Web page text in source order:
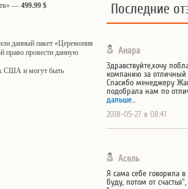
— 499.99 $
данный пакет «Церемония
право провести данную
США и могут быть
Последние
Анара
Здравствуйте,хочу
компанию за отличный
Спасибо менеджеру
подобрала нам по
дальше...
2018-05-27 в 08:41
Асель
Я сама себе говорила в
буду, потом от